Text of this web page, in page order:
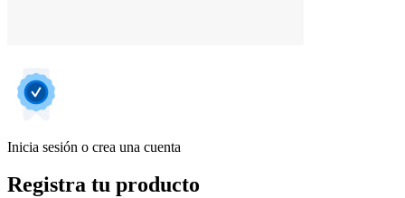
Inicia sesión o crea una cuenta
Registra tu producto